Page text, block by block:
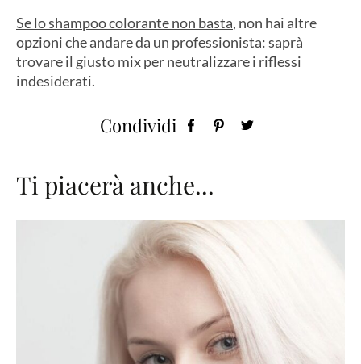
Se lo shampoo colorante non basta, non hai altre
opzioni che andare da un professionista: saprà
trovare il giusto mix per neutralizzare i riflessi
indesiderati.
Condividi
Ti piacerà anche...